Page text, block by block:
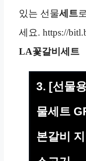
있는 선물세트
세요. https://
LA꽃갈비세트
3. [선물
물세트
본갈비